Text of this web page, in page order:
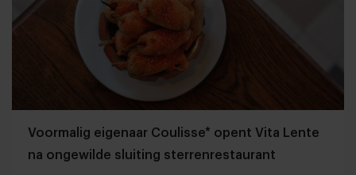
Voormalig eigenaar Coulisse* opent Vita Lente
na ongewilde sluiting sterrenrestaurant